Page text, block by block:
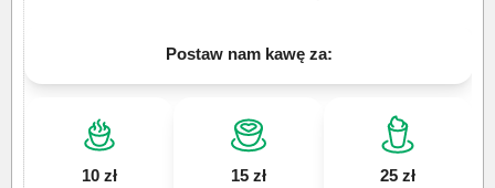
Postaw nam kawę za:
10 zł 15 zł 25 zł